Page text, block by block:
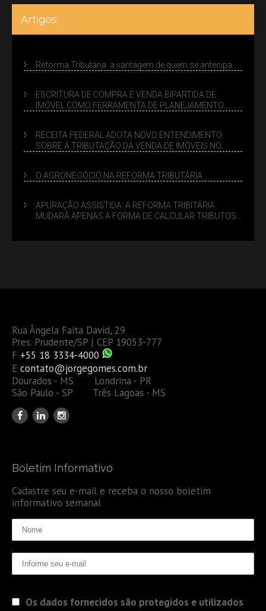
Artigos
Reforma Tributária: a vantagem de quem se antecipa
ESCRITURA DE COMPRA E VENDA BIPARTIDA DE
IMÓVEL COMO FERRAMENTA DE PLANEJAMENTO
RECEITA FEDERAL ADOTA NOVO ENTENDIMENTO
SOBRE A TRIBUTAÇÃO DA VENDA DE IMÓVEIS NO
O AGRONEGÓCIO NA REFORMA TRIBUTÁRIA
APURAÇÃO ASSISTIDA: A REFORMA TRIBITÁRIA
MUDARÁ APENAS A FORMA DE CALCULAR TRIBUTOS
Rua Ângela Faita David, 29
Pres. Prudente/SP | CEP 19053-777
F +55 18 3334-4000
E contato@jorgegomes.com.br
Dourados - MS Londrina - PR
São Paulo - SP Três Lagoas - MS
Boletim Informativo
Cadastre seu e-mail e receba o nosso boletim
informativo semanal
Os dados fornecidos são protegidos e utilizados